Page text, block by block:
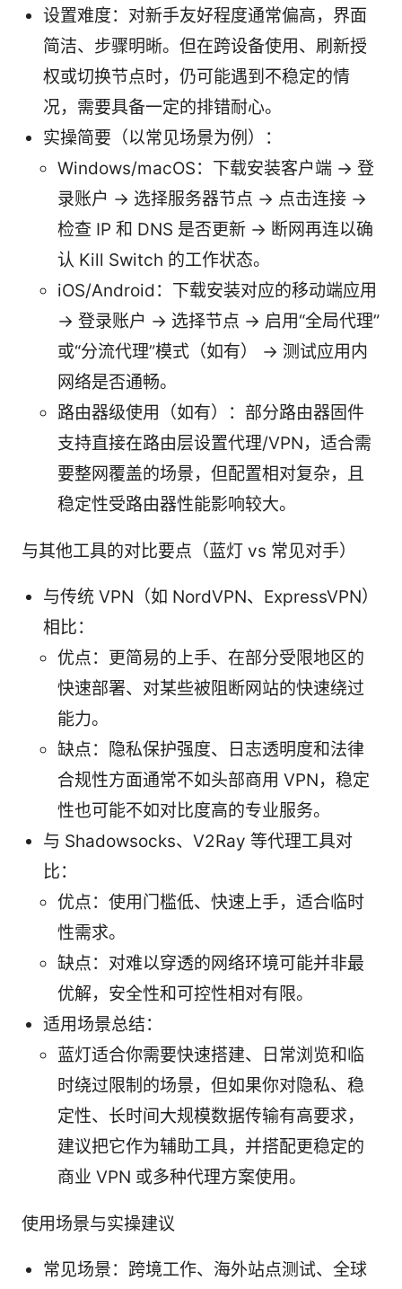
设置难度：对新手友好程度通常偏高，界面
简洁、步骤明晰。但在跨设备使用、刷新授
权或切换节点时，仍可能遇到不稳定的情
况，需要具备一定的排错耐心。
实操简要（以常见场景为例）：
Windows/macOS：下载安装客户端 → 登
录账户 → 选择服务器节点 → 点击连接 →
检查 IP 和 DNS 是否更新 → 断网再连以确
认 Kill Switch 的工作状态。
iOS/Android：下载安装对应的移动端应用
→ 登录账户 → 选择节点 → 启用“全局代理”
或“分流代理”模式（如有） → 测试应用内
网络是否通畅。
路由器级使用（如有）：部分路由器固件
支持直接在路由层设置代理/VPN，适合需
要整网覆盖的场景，但配置相对复杂，且
稳定性受路由器性能影响较大。
与其他工具的对比要点（蓝灯 vs 常见对手）
与传统 VPN（如 NordVPN、ExpressVPN）
相比：
优点：更简易的上手、在部分受限地区的
快速部署、对某些被阻断网站的快速绕过
能力。
缺点：隐私保护强度、日志透明度和法律
合规性方面通常不如头部商用 VPN，稳定
性也可能不如对比度高的专业服务。
与 Shadowsocks、V2Ray 等代理工具对
比：
优点：使用门槛低、快速上手，适合临时
性需求。
缺点：对难以穿透的网络环境可能并非最
优解，安全性和可控性相对有限。
适用场景总结：
蓝灯适合你需要快速搭建、日常浏览和临
时绕过限制的场景，但如果你对隐私、稳
定性、长时间大规模数据传输有高要求，
建议把它作为辅助工具，并搭配更稳定的
商业 VPN 或多种代理方案使用。
使用场景与实操建议
常见场景：跨境工作、海外站点测试、全球